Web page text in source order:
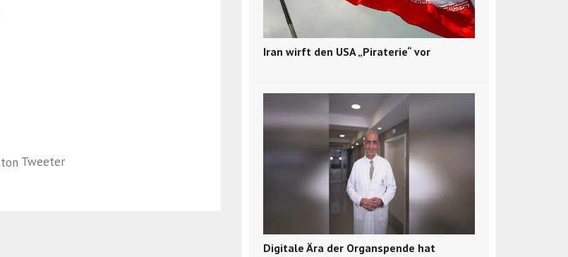
Tweeter
Iran wirft den USA „Piraterie“ vor
Digitale Ära der Organspende hat